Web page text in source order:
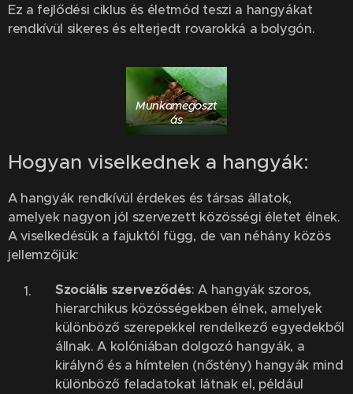
Ez a fejlődési ciklus és életmód teszi a hangyákat
rendkívül sikeres és elterjedt rovarokká a bolygón.
Munkamegoszt
ás
Hogyan viselkednek a hangyák:
A hangyák rendkívül érdekes és társas állatok,
amelyek nagyon jól szervezett közösségi életet élnek.
A viselkedésük a fajuktól függ, de van néhány közös
jellemzőjük:
Szociális szerveződés: A hangyák szoros,
hierarchikus közösségekben élnek, amelyek
különböző szerepekkel rendelkező egyedekből
állnak. A kolóniában dolgozó hangyák, a
királynő és a hímtelen (nőstény) hangyák mind
különböző feladatokat látnak el, például